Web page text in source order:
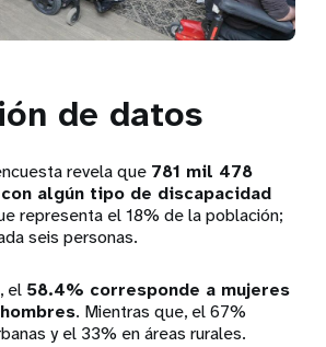
de datos
revela que 781 mil 478
algún tipo de discapacidad
representa el 18% de la población;
seis personas.
el 58.4% corresponde a mujeres
. Mientras que, el 67%
y el 33% en áreas rurales.